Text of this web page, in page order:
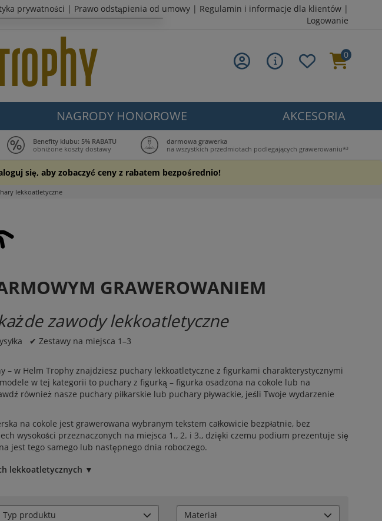
prywatności | Prawo odstąpienia od umowy | Regulamin i informacje dla klientów |
Logowanie
0
NAGRODY HONOROWE AKCESORIA
Benefity klubu: 5% RABATU
obniżone koszty dostawy
darmowa grawerka
na wszystkich przedmiotach podlegających grawerowaniu*³
się, aby zobaczyć ceny z rabatem bezpośrednio!
lekkoatletyczne
GRAWEROWANIEM
zawody lekkoatletyczne
✔ Zestawy na miejsca 1–3
w Helm Trophy znajdziesz puchary lekkoatletyczne z figurkami charakterystycznymi
w tej kategorii to puchary z figurką – figurka osadzona na cokole lub na
również nasze puchary piłkarskie lub puchary pływackie, jeśli Twoje wydarzenie
na cokole jest grawerowana wybranym tekstem całkowicie bezpłatnie, bez
wysokości przeznaczonych na miejsca 1., 2. i 3., dzięki czemu podium prezentuje się
jest tego samego lub następnego dnia roboczego.
lekkoatletycznych ▼
Typ produktu Materiał